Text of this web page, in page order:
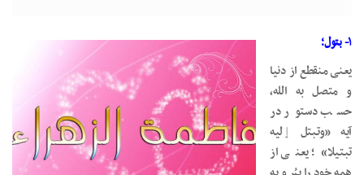
۱- بتول؛
يعنی منقطع از دنيا
و متصل به الله،
حسب دستور در
آيه «وتبتل ٳليه
تبتيلا»؛ يعنی از